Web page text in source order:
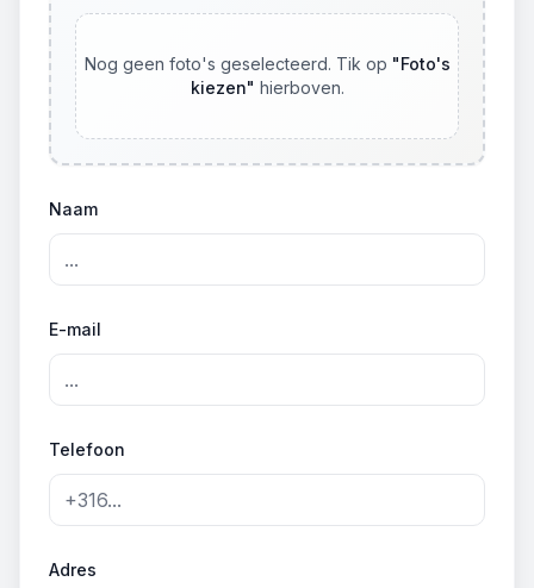
Nog geen foto's geselecteerd. Tik op "Foto's
kiezen" hierboven.
Naam
E-mail
Telefoon
Adres